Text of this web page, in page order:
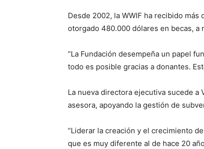
Desde 2002, la WWIF ha recibido
otorgado 480.000 dólares en becas,
“La Fundación desempeña un papel
todo es posible gracias a donantes.
La nueva directora ejecutiva sucede a
asesora, apoyando la gestión de
“Liderar la creación y el crecimiento
que es muy diferente al de hace 20